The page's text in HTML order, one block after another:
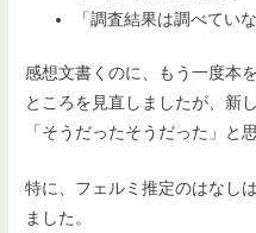
「調査結果は調べてい
感想文書くのに、もう一度本
ところを見直しましたが、新
「そうだったそうだった」と
特に、フェルミ推定のはなし
ました。